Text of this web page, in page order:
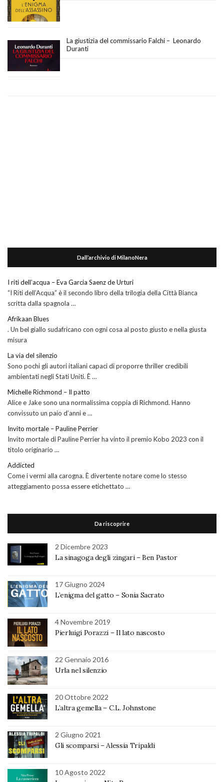
La giustizia del commissario Falchi – Leonardo
Duranti
Dall’archivio di MilanoNera
I riti dell’acqua – Eva Garcia Saenz de Urturi
“I Riti dell’Acqua” è il secondo libro della trilogia della Città Bianca
scritta dalla spagnola …
Afrikaan Blues
. Un bel giallo sudafricano con ogni cosa al posto giusto e nella giusta
misura
La via del silenzio
Sono pochi gli autori italiani capaci di proporre thriller credibili
ambientati negli Stati Uniti. È …
Michelle Richmond – Il patto
Alice e Jake sono una normalissima coppia di Richmond. Hanno
convissuto un paio d’anni e …
Invito mortale – Pauline Perrier
Invito mortale di Pauline Perrier ha vinto il premio Kobo 2023 con il
titolo originario …
Addicted
Come i vermi alla carogna. È divertente notare come lo stesso
atteggiamento possa essere etichettato …
Da riscoprire
2 Dicembre 2023
La sinagoga degli zingari – Ben Pastor
17 Giugno 2024
L’enigma del gatto – Sonia Sacrato
4 Novembre 2019
Pierluigi Porazzi – Il lato nascosto
22 Gennaio 2016
Urla nel silenzio
20 Ottobre 2022
L’altra gemella – C.L. Johnstone
2 Giugno 2021
Gli scomparsi – Alessia Tripaldi
10 Agosto 2022